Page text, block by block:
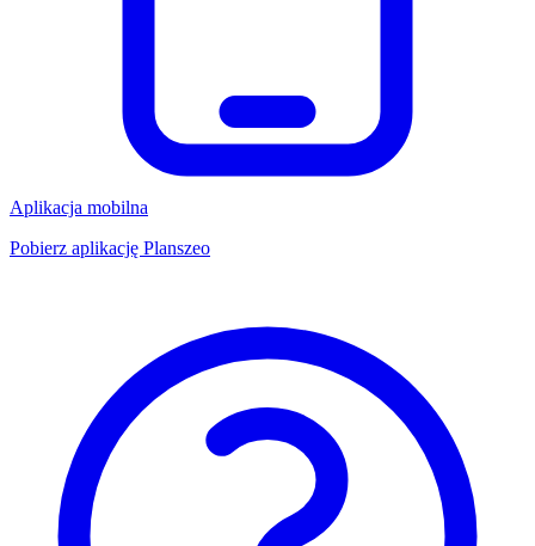
Aplikacja mobilna
Pobierz aplikację Planszeo